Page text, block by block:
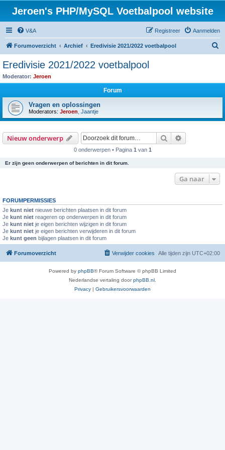
Jeroen's PHP/MySQL Voetbalpool website
V&A Aanmelden
Registreer
Forumoverzicht Archief Eredivisie 2021/2022 voetbalpool
Eredivisie 2021/2022 voetbalpool
Moderator: Jeroen
Forum
Vragen en oplossingen
Moderators: Jeroen Jaantje
Nieuw onderwerp Zoek
0 onderwerpen • Pagina 1 van 1
Er zijn geen onderwerpen of berichten in dit forum.
Ga naar
FORUMPERMISSIES
Je kunt niet nieuwe berichten plaatsen in dit forum
Je kunt niet reageren op onderwerpen in dit forum
Je kunt niet je eigen berichten wijzigen in dit forum
Je kunt niet je eigen berichten verwijderen in dit forum
Je kunt geen bijlagen plaatsen in dit forum
Forumoverzicht Alle tijden zijn UTC+02:00
Verwijder cookies
Powered by phpBB® Forum Software © phpBB Limited
Nederlandse vertaling doorphpBB.nl
Privacy | Gebruikersvoorwaarden